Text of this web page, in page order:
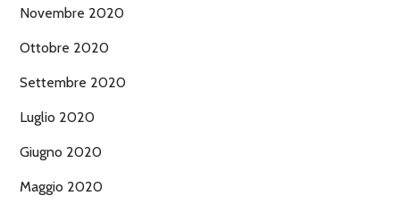
Novembre 2020
Ottobre 2020
Settembre 2020
Luglio 2020
Giugno 2020
Maggio 2020